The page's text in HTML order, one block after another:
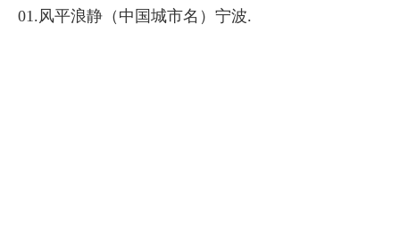
01.风平浪静（中国城市名）宁波.